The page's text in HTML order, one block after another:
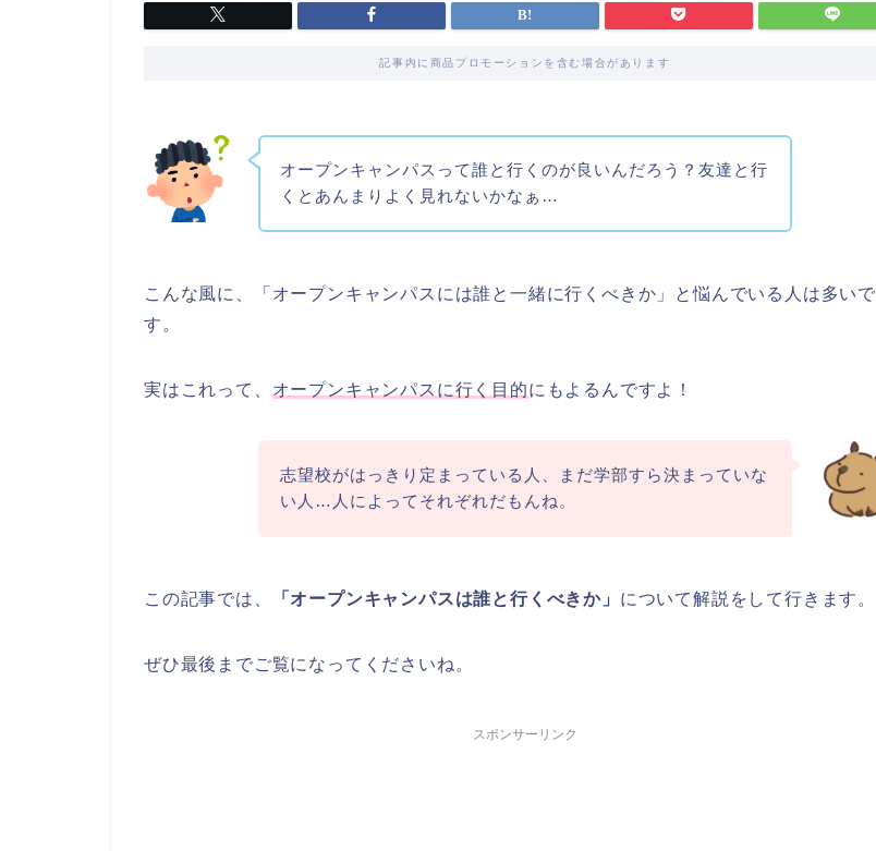
記事内に商品プロモーションを含む場合があります
オープンキャンパスって誰と行くのが良いんだろう？友達と行
くとあんまりよく見れないかなぁ…
こんな風に、「オープンキャンパスには誰と一緒に行くべきか」と悩んでいる人は多いで
す。
実はこれって、 オープンキャンパスに行く目的にもよるんですよ！
志望校がはっきり定まっている人、まだ学部すら決まっていな
い人…人によってそれぞれだもんね。
この記事では、 「オープンキャンパスは誰と行くべきか」 について解説をして行きます。
ぜひ最後までご覧になってくださいね。
スポンサーリンク